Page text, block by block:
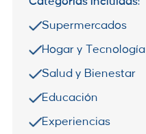
Supermercados
Hogar y Tecnología
Salud y Bienestar
Educación
Experiencias